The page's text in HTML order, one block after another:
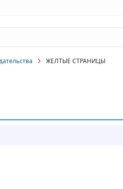
ЖЕЛТЫЕ СТРАНИЦЫ